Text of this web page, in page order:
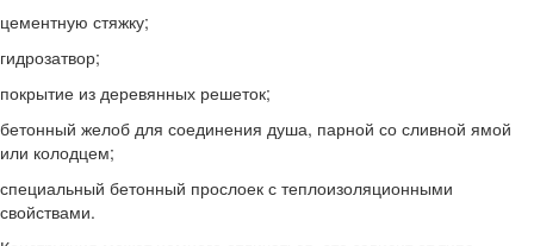
цементную стяжку;
гидрозатвор;
покрытие из деревянных решеток;
бетонный желоб для соединения душа, парной со сливной ямой
или колодцем;
специальный бетонный прослоек с теплоизоляционными
свойствами.